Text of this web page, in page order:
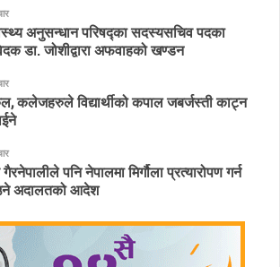
अनुसन्धान परिषद्का सदस्यसचिव पदका
डा. जोशीद्वारा अफवाहको खण्डन
कलेजहरुले विद्यार्थीको कपाल जबर्जस्ती काट्न
पनि नेपालमा मिर्गौला प्रत्यारोपण गर्न
अदालतको आदेश